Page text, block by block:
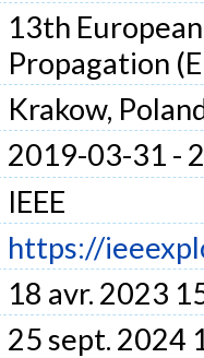
13th
Propagation
Krakow,
2019-03-31 -
IEEE
https://
18 avr. 2023
25 sept. 2024